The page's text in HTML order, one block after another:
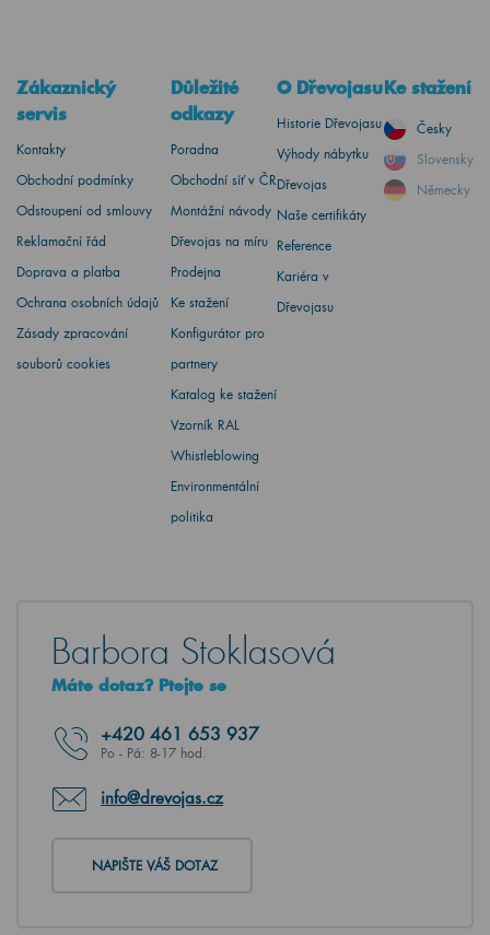
Zákaznický
servis
Kontakty
Obchodní podmínky
Odstoupení od smlouvy
Reklamační řád
Doprava a platba
Ochrana osobních údajů
Zásady zpracování
souborů cookies
Důležité
odkazy
Poradna
Obchodní síť v ČR
Montážní návody
Dřevojas na míru
Prodejna
Ke stažení
Konfigurátor pro
partnery
Katalog ke stažení
Vzorník RAL
Whistleblowing
Environmentální
politika
O Dřevojasu
Historie Dřevojasu
Výhody nábytku
Dřevojas
Naše certifikáty
Reference
Kariéra v
Dřevojasu
Ke stažení
Česky
Slovensky
Německy
Barbora Stoklasová
Máte dotaz? Ptejte se
+420 461 653 937
Po - Pá: 8-17 hod.
info@drevojas.cz
NAPIŠTE VÁŠ DOTAZ